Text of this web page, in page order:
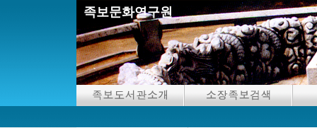
족보문화연구원